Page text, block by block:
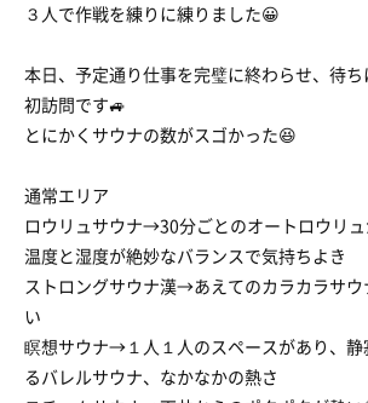
３人で作戦を練りに練りました😀
本日、予定通り仕事を完璧に終わらせ、待
初訪問です🚙
とにかくサウナの数がスゴかった😆
通常エリア
ロウリュサウナ→30分ごとのオートロウリ
温度と湿度が絶妙なバランスで気持ちよき
ストロングサウナ漢→あえてのカラカラサ
い
瞑想サウナ→１人１人のスペースがあり、静
るバレルサウナ、なかなかの熱さ